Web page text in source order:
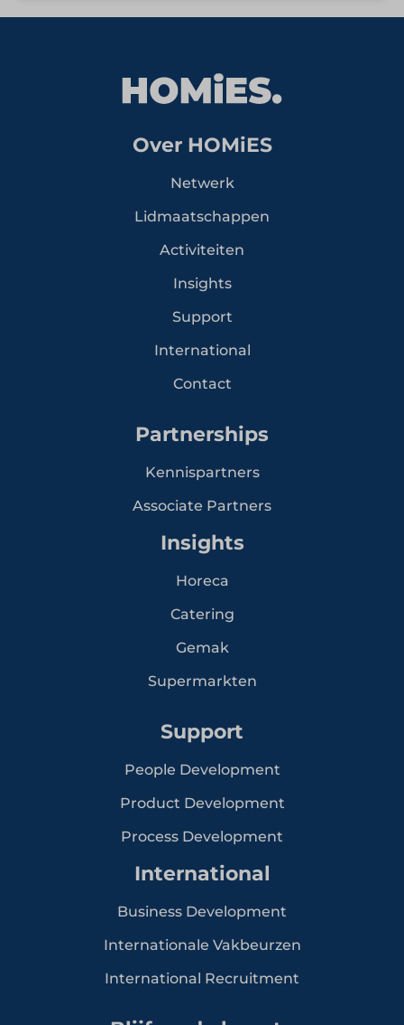
Over HOMiES
Netwerk
Lidmaatschappen
Activiteiten
Insights
Support
International
Contact
Partnerships
Kennispartners
Associate Partners
Insights
Horeca
Catering
Gemak
Supermarkten
Support
People Development
Product Development
Process Development
International
Business Development
Internationale Vakbeurzen
International Recruitment